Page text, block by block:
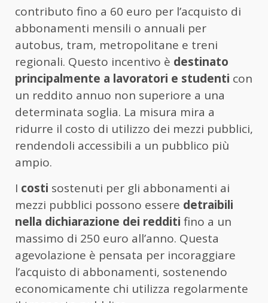
contributo fino a 60 euro per l’acquisto di
abbonamenti mensili o annuali per
autobus, tram, metropolitane e treni
regionali. Questo incentivo è destinato
principalmente a lavoratori e studenti con
un reddito annuo non superiore a una
determinata soglia. La misura mira a
ridurre il costo di utilizzo dei mezzi pubblici,
rendendoli accessibili a un pubblico più
ampio.
I costi sostenuti per gli abbonamenti ai
mezzi pubblici possono essere detraibili
nella dichiarazione dei redditi fino a un
massimo di 250 euro all’anno. Questa
agevolazione è pensata per incoraggiare
l’acquisto di abbonamenti, sostenendo
economicamente chi utilizza regolarmente